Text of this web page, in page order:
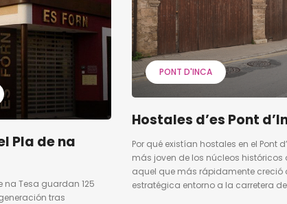
Pla de na
na Tesa guardan 125
tras
PONT D'INCA
Hostales d’es Pont
Por qué existían hostales en el Pont
más joven de los núcleos históricos
aquel que más rápidamente creció
estratégica entorno a la carretera